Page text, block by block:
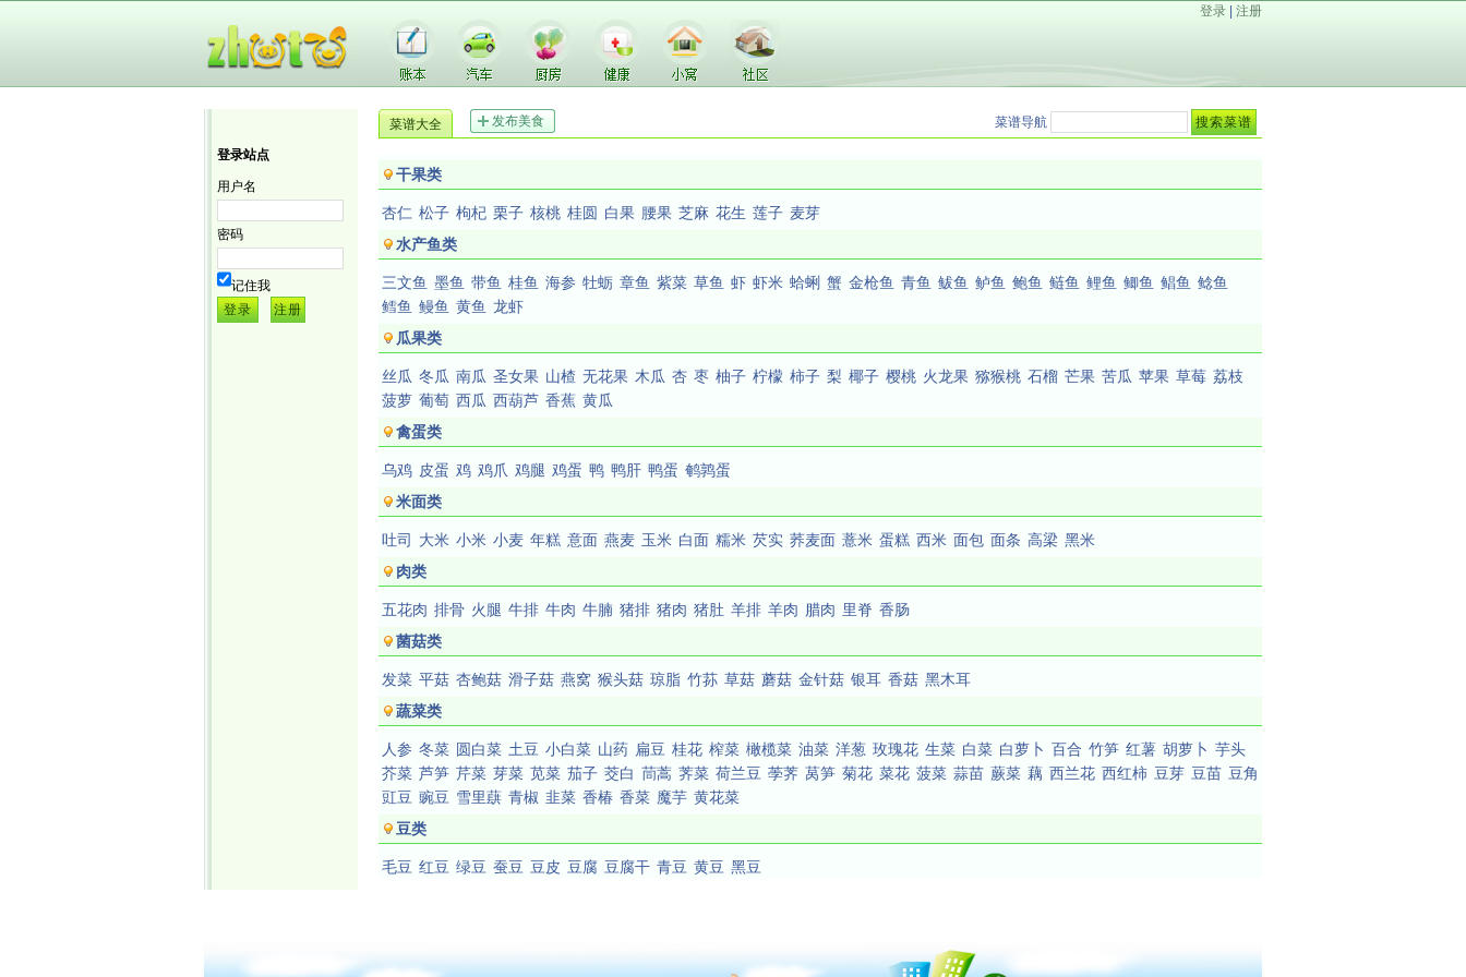
登录 注册
登录站点
用户名
密码
记住我
菜谱导航
菜谱大全 发布美食
干果类
杏仁 松子 枸杞 栗子 核桃 桂圆 白果 腰果 芝麻 花生 莲子 麦芽
水产鱼类
三文鱼 墨鱼 带鱼 桂鱼 海参 牡蛎 章鱼 紫菜 草鱼 虾 虾米 蛤蜊 蟹 金枪鱼 青鱼 鲅鱼 鲈鱼 鲍鱼 鲢鱼 鲤鱼 鲫鱼 鲳鱼 鲶鱼
鳕鱼 鳗鱼 黄鱼 龙虾
瓜果类
丝瓜 冬瓜 南瓜 圣女果 山楂 无花果 木瓜 杏 枣 柚子 柠檬 柿子 梨 椰子 樱桃 火龙果 猕猴桃 石榴 芒果 苦瓜 苹果 草莓 荔枝
菠萝 葡萄 西瓜 西葫芦 香蕉 黄瓜
禽蛋类
乌鸡 皮蛋 鸡 鸡爪 鸡腿 鸡蛋 鸭 鸭肝 鸭蛋 鹌鹑蛋
米面类
吐司 大米 小米 小麦 年糕 意面 燕麦 玉米 白面 糯米 芡实 荞麦面 薏米 蛋糕 西米 面包 面条 高梁 黑米
肉类
五花肉 排骨 火腿 牛排 牛肉 牛腩 猪排 猪肉 猪肚 羊排 羊肉 腊肉 里脊 香肠
菌菇类
发菜 平菇 杏鲍菇 滑子菇 燕窝 猴头菇 琼脂 竹荪 草菇 蘑菇 金针菇 银耳 香菇 黑木耳
蔬菜类
人参 冬菜 圆白菜 土豆 小白菜 山药 扁豆 桂花 榨菜 橄榄菜 油菜 洋葱 玫瑰花 生菜 白菜 白萝卜 百合 竹笋 红薯 胡萝卜 芋头
芥菜 芦笋 芹菜 芽菜 苋菜 茄子 茭白 茼蒿 荠菜 荷兰豆 荸荠 莴笋 菊花 菜花 菠菜 蒜苗 蕨菜 藕 西兰花 西红柿 豆芽 豆苗 豆角
豇豆 豌豆 雪里蕻 青椒 韭菜 香椿 香菜 魔芋 黄花菜
豆类
毛豆 红豆 绿豆 蚕豆 豆皮 豆腐 豆腐干 青豆 黄豆 黑豆